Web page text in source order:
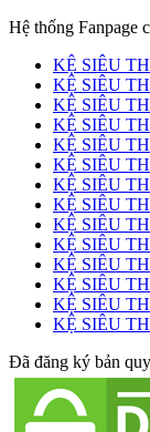
Hệ thống Fanpage
KỆ SIÊU
KỆ SIÊU
KỆ SIÊU
KỆ SIÊU
KỆ SIÊU
KỆ SIÊU
KỆ SIÊU
KỆ SIÊU
KỆ SIÊU
KỆ SIÊU
KỆ SIÊU
KỆ SIÊU
KỆ SIÊU
KỆ SIÊU
Đã đăng ký bản